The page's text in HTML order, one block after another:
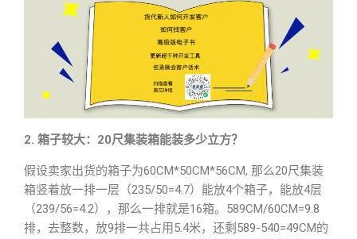
2. 箱子较大：20尺集装箱能装多少立方？
假设卖家出货的箱子为60CM*50CM*56CM, 那么20尺集装
箱竖着放一排一层（235/50=4.7）能放4个箱子，能放4层
（239/56=4.2），那么一排就是16箱。589CM/60CM=9.8
排，去整数，放9排一共占用5.4米，还剩589-540=49CM的